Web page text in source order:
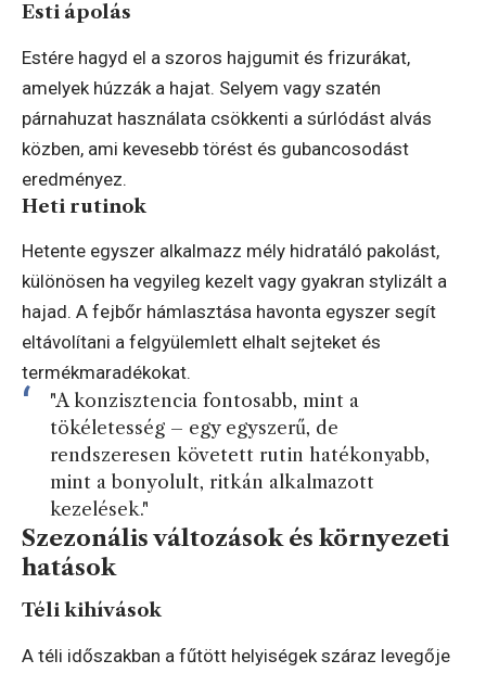
Esti ápolás
Estére hagyd el a szoros hajgumit és frizurákat,
amelyek húzzák a hajat. Selyem vagy szatén
párnahuzat használata csökkenti a súrlódást alvás
közben, ami kevesebb törést és gubancosodást
eredményez.
Heti rutinok
Hetente egyszer alkalmazz mély hidratáló pakolást,
különösen ha vegyileg kezelt vagy gyakran stylizált a
hajad. A fejbőr hámlasztása havonta egyszer segít
eltávolítani a felgyülemlett elhalt sejteket és
termékmaradékokat.
"A konzisztencia fontosabb, mint a
tökéletesség – egy egyszerű, de
rendszeresen követett rutin hatékonyabb,
mint a bonyolult, ritkán alkalmazott
kezelések."
Szezonális változások és környezeti
hatások
Téli kihívások
A téli időszakban a fűtött helyiségek száraz levegője